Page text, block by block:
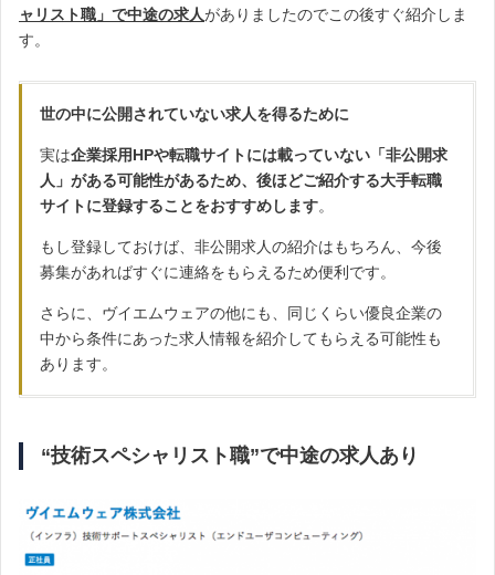
ャリスト職」で中途の求人がありましたのでこの後すぐ紹介しま
す。
世の中に公開されていない求人を得るために
実は企業採用HPや転職サイトには載っていない「非公開求
人」がある可能性があるため、後ほどご紹介する大手転職
サイトに登録することをおすすめします。
もし登録しておけば、非公開求人の紹介はもちろん、今後
募集があればすぐに連絡をもらえるため便利です。
さらに、ヴイエムウェアの他にも、同じくらい優良企業の
中から条件にあった求人情報を紹介してもらえる可能性も
あります。
“技術スペシャリスト職”で中途の求人あり